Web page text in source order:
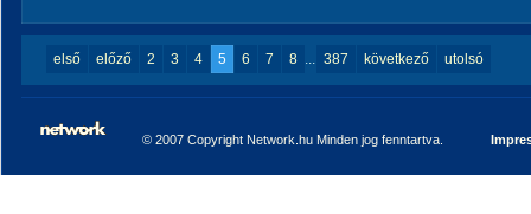
első előző 2 3 4 5 6 7 8 ... 387 következő utolsó
© 2007 Copyright Network.hu Minden jog fenntartva.